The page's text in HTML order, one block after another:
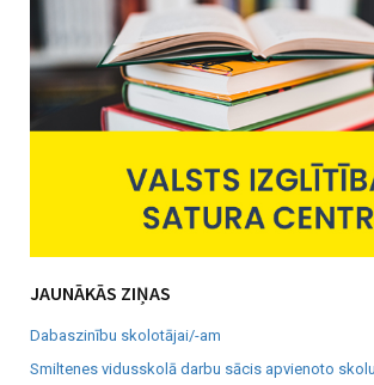
JAUNĀKĀS ZIŅAS
Dabaszinību skolotājai/-am
Smiltenes vidusskolā darbu sācis apvienoto